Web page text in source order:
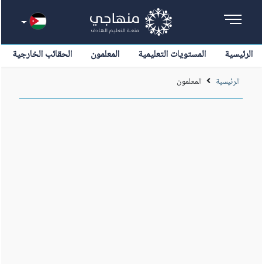
الرئيسية المستويات التعليمية المعلمون الحقائب الخارجية
الرئيسية المعلمون